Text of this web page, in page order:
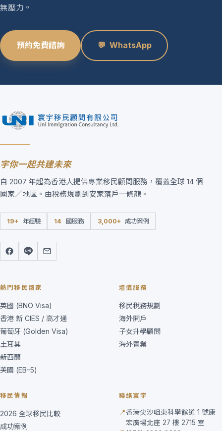
無壓力。
預約免費諮詢 💬 WhatsApp
宇你一起共建未來
自 2007 年起為香港人提供專業移民顧問服務，覆蓋全球 14 個
國家／地區。由稅務規劃到安家落戶一條龍。
19+ 年經驗 14 國服務 3,000+ 成功案例
熱門移民國家
英國 (BNO Visa)
香港 新 CIES / 高才通
葡萄牙 (Golden Visa)
土耳其
新西蘭
美國 (EB-5)
增值服務
移民稅務規劃
海外開戶
子女升學顧問
海外置業
移民情報
2026 全球移民比較
成功案例
聯絡寰宇
📍香港尖沙咀東科學館道 1 號康
宏廣場北座 27 樓 2715 室